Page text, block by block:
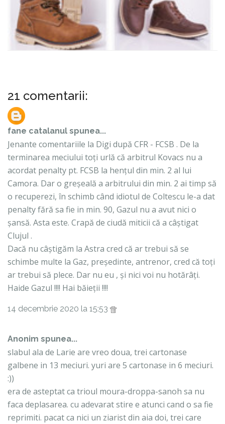
21 comentarii:
fane catalanul spunea...
Jenante comentariile la Digi după CFR - FCSB . De la
terminarea meciului toți urlă că arbitrul Kovacs nu a
acordat penalty pt. FCSB la hențul din min. 2 al lui
Camora. Dar o greșeală a arbitrului din min. 2 ai timp să
o recuperezi, în schimb când idiotul de Coltescu le-a dat
penalty fără sa fie in min. 90, Gazul nu a avut nici o
șansă. Asta este. Crapă de ciudă miticii că a câștigat
Clujul .
Dacă nu câștigăm la Astra cred că ar trebui să se
schimbe multe la Gaz, președinte, antrenor, cred că toți
ar trebui să plece. Dar nu eu , și nici voi nu hotărâți.
Haide Gazul !!!! Hai băieții !!!!
14 decembrie 2020 la 15:53
Anonim spunea...
slabul ala de Larie are vreo doua, trei cartonase
galbene in 13 meciuri. yuri are 5 cartonase in 6 meciuri.
:))
era de asteptat ca trioul moura-droppa-sanoh sa nu
faca deplasarea. cu adevarat stire e atunci cand o sa fie
reprimiti. pacat ca nici un ziarist din aia doi, trei care